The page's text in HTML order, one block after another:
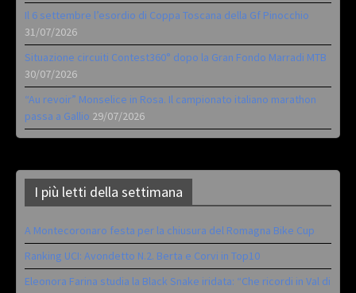
Il 6 settembre l’esordio di Coppa Toscana della Gf Pinocchio
31/07/2026
Situazione circuiti Contest360° dopo la Gran Fondo Marradi MTB
30/07/2026
“Au revoir” Monselice in Rosa. Il campionato italiano marathon
passa a Gallio 29/07/2026
I più letti della settimana
A Montecoronaro festa per la chiusura del Romagna Bike Cup
Ranking UCI: Avondetto N.2. Berta e Corvi in Top10
Eleonora Farina studia la Black Snake iridata: “Che ricordi in Val di